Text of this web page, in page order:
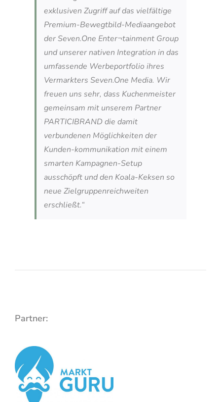
exklusiven Zugriff auf das vielfältige
Premium-Bewegtbild-Mediaangebot
der Seven.One Enter¬tainment Group
und unserer nativen Integration in das
umfassende Werbeportfolio ihres
Vermarkters Seven.One Media. Wir
freuen uns sehr, dass Kuchenmeister
gemeinsam mit unserem Partner
PARTICIBRAND die damit
verbundenen Möglichkeiten der
Kunden-kommunikation mit einem
smarten Kampagnen-Setup
ausschöpft und den Koala-Keksen so
neue Zielgruppenreichweiten
erschließt.“
Partner: